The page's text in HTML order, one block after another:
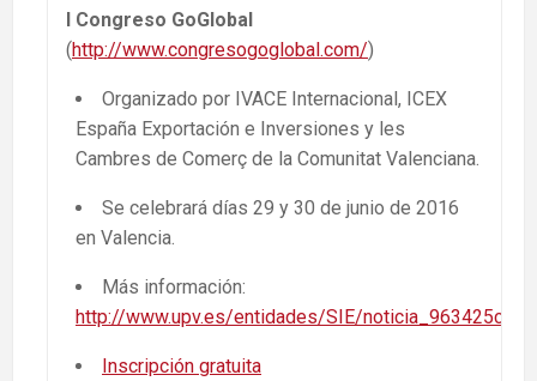
I Congreso GoGlobal
(http://www.congresogoglobal.com/)
Organizado por IVACE Internacional, ICEX
España Exportación e Inversiones y les
Cambres de Comerç de la Comunitat Valenciana.
Se celebrará días 29 y 30 de junio de 2016
en Valencia.
Más información:
http://www.upv.es/entidades/SIE/
Inscripción gratuita